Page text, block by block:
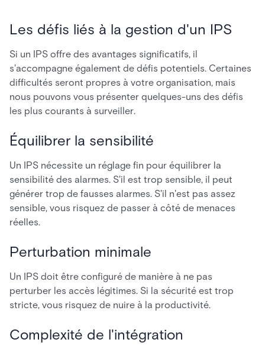
Les défis liés à la gestion d'un IPS
Si un IPS offre des avantages significatifs, il
s'accompagne également de défis potentiels. Certaines
difficultés seront propres à votre organisation, mais
nous pouvons vous présenter quelques-uns des défis
les plus courants à surveiller.
Équilibrer la sensibilité
Un IPS nécessite un réglage fin pour équilibrer la
sensibilité des alarmes. S'il est trop sensible, il peut
générer trop de fausses alarmes. S'il n'est pas assez
sensible, vous risquez de passer à côté de menaces
réelles.
Perturbation minimale
Un IPS doit être configuré de manière à ne pas
perturber les accès légitimes. Si la sécurité est trop
stricte, vous risquez de nuire à la productivité.
Complexité de l'intégration